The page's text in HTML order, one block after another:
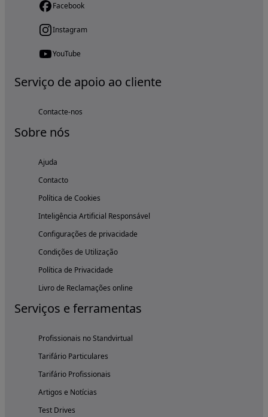
Facebook
Instagram
YouTube
Serviço de apoio ao cliente
Contacte-nos
Sobre nós
Ajuda
Contacto
Política de Cookies
Inteligência Artificial Responsável
Configurações de privacidade
Condições de Utilização
Política de Privacidade
Livro de Reclamações online
Serviços e ferramentas
Profissionais no Standvirtual
Tarifário Particulares
Tarifário Profissionais
Artigos e Notícias
Test Drives